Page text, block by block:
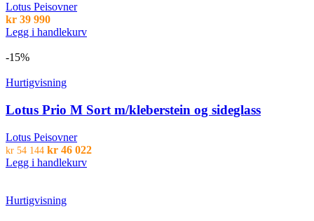
Lotus Peisovner
kr 39 990
Legg i handlekurv
-15%
Hurtigvisning
Lotus Prio M Sort m/kleberstein og sideglass
Lotus Peisovner
kr 54 144 Opprinnelig
pris
144.
kr 46 022
Legg i handlekurv
Hurtigvisning